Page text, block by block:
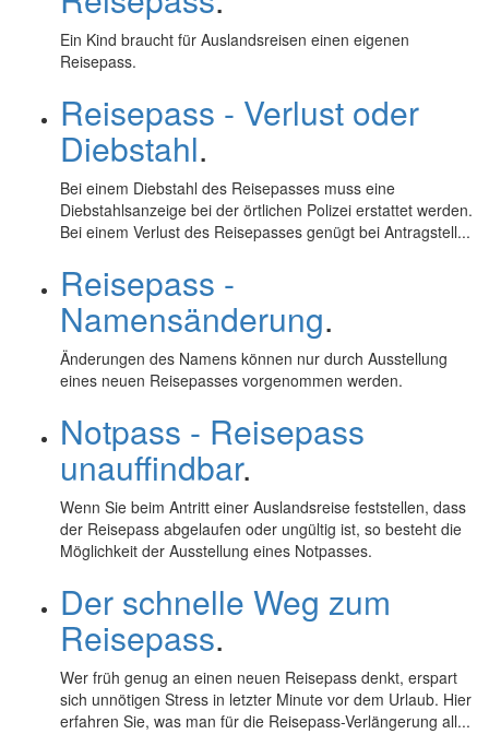
Ein Kind braucht für Auslandsreisen einen eigenen
Reisepass.
Reisepass - Verlust oder
Diebstahl.
Bei einem Diebstahl des Reisepasses muss eine
Diebstahlsanzeige bei der örtlichen Polizei erstattet werden.
Bei einem Verlust des Reisepasses genügt bei Antragstell...
Reisepass -
Namensänderung.
Änderungen des Namens können nur durch Ausstellung
eines neuen Reisepasses vorgenommen werden.
Notpass - Reisepass
unauffindbar.
Wenn Sie beim Antritt einer Auslandsreise feststellen, dass
der Reisepass abgelaufen oder ungültig ist, so besteht die
Möglichkeit der Ausstellung eines Notpasses.
Der schnelle Weg zum
Reisepass.
Wer früh genug an einen neuen Reisepass denkt, erspart
sich unnötigen Stress in letzter Minute vor dem Urlaub. Hier
erfahren Sie, was man für die Reisepass-Verlängerung all...